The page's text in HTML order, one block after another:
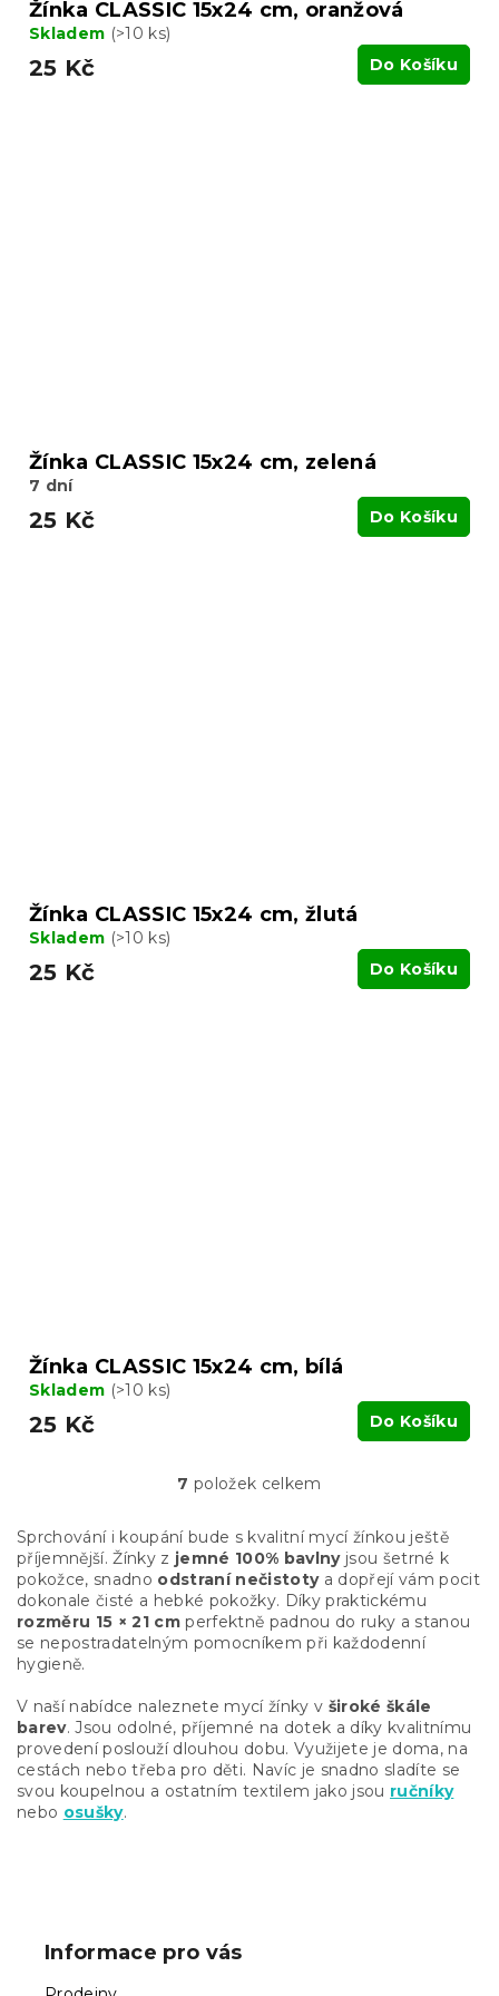
Žínka CLASSIC 15x24 cm, oranžová
Skladem (>10 ks)
25 Kč Do Košíku
Žínka CLASSIC 15x24 cm, zelená
7 dní
25 Kč Do Košíku
Žínka CLASSIC 15x24 cm, žlutá
Skladem (>10 ks)
25 Kč Do Košíku
Žínka CLASSIC 15x24 cm, bílá
Skladem (>10 ks)
25 Kč Do Košíku
O
l
á
d
a
c
í
v
k
y
v
ý
7 položek celkem
Sprchování i koupání bude s kvalitní mycí žínkou ještě
příjemnější. Žínky z jemné 100% bavlnyjsou šetrné k
pokožce, snadno odstraní nečistotya dopřejí vám pocit
dokonale čisté a hebké pokožky. Díky praktickému
rozměru 15 × 21 cm perfektně padnou do ruky a stanou
se nepostradatelným pomocníkem při každodenní
hygieně.
V naší nabídce naleznete mycí žínky v široké škále
barev. Jsou odolné, příjemné na dotek a díky kvalitnímu
provedení poslouží dlouhou dobu. Využijete je doma, na
cestách nebo třeba pro děti. Navíc je snadno sladíte se
svou koupelnou a ostatním textilem jako jsou ručníky
nebo osušky.
Informace pro vás